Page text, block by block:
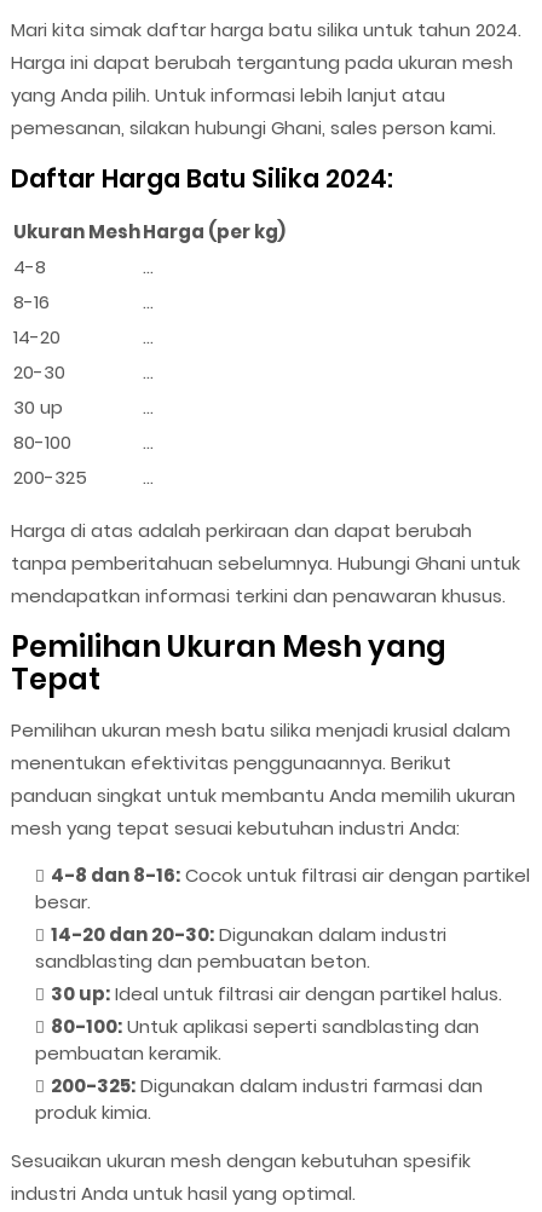
Mari kita simak daftar harga batu silika untuk tahun 2024.
Harga ini dapat berubah tergantung pada ukuran mesh
yang Anda pilih. Untuk informasi lebih lanjut atau
pemesanan, silakan hubungi Ghani, sales person kami.
Daftar Harga Batu Silika 2024:
Ukuran MeshHarga (per kg)
4-8
...
8-16
...
14-20
...
20-30
...
30 up
...
80-100
...
200-325
...
Harga di atas adalah perkiraan dan dapat berubah
tanpa pemberitahuan sebelumnya. Hubungi Ghani untuk
mendapatkan informasi terkini dan penawaran khusus.
Pemilihan Ukuran Mesh yang
Tepat
Pemilihan ukuran mesh batu silika menjadi krusial dalam
menentukan efektivitas penggunaannya. Berikut
panduan singkat untuk membantu Anda memilih ukuran
mesh yang tepat sesuai kebutuhan industri Anda:
4-8 dan 8-16:Cocok untuk filtrasi air dengan partikel
besar.
14-20 dan 20-30:Digunakan dalam industri
sandblasting dan pembuatan beton.
30 up:Ideal untuk filtrasi air dengan partikel halus.
80-100:Untuk aplikasi seperti sandblasting dan
pembuatan keramik.
200-325:Digunakan dalam industri farmasi dan
produk kimia.
Sesuaikan ukuran mesh dengan kebutuhan spesifik
industri Anda untuk hasil yang optimal.